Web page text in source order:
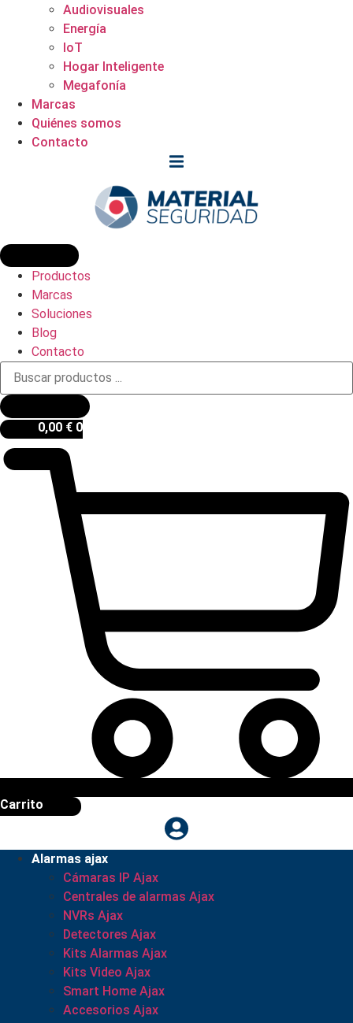
Audiovisuales
Energía
IoT
Hogar Inteligente
Megafonía
Marcas
Quiénes somos
Contacto
Productos
Marcas
Soluciones
Blog
Contacto
Búsqueda
productos
0,00 € 0
Carrito
Alarmas ajax
Cámaras IP Ajax
Centrales de alarmas Ajax
NVRs Ajax
Detectores Ajax
Kits Alarmas Ajax
Kits Video Ajax
Smart Home Ajax
Accesorios Ajax